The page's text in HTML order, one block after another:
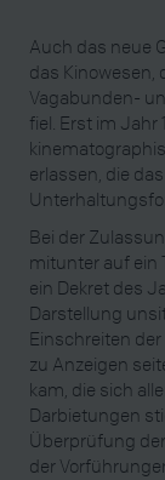
Auch das neue
das
Vagabunden-
fiel. Erst im Jahr
erlassen, die
Bei der
mitunter auf ein
ein Dekret des
Darstellung
Einschreiten
zu Anzeigen
kam, die sich
Darbietungen
Überprüfung
der